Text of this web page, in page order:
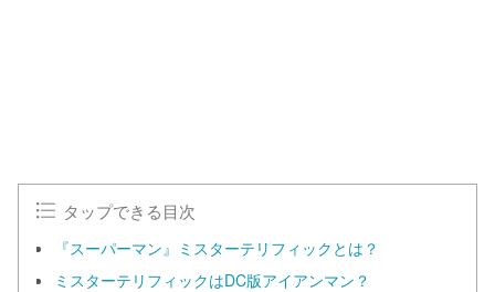
タップできる目次
『スーパーマン』ミスターテリフィックとは？
ミスターテリフィックはDC版アイアンマン？